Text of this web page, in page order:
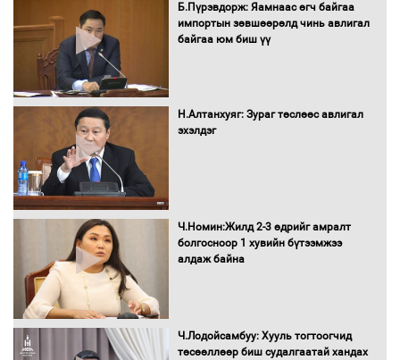
орчныг бүрдүүллээ
баримт
Б.Пүрэвдорж: Яамнаас өгч байгаа
импортын зөвшөөрөлд чинь авлигал
байгаа юм биш үү
Н.Алтанхуяг: Зураг төслөөс авлигал
эхэлдэг
Ч.Номин:Жилд 2-3 өдрийг амралт
болгосноор 1 хувийн бүтээмжээ
алдаж байна
Ч.Лодойсамбуу: Хууль тогтоогчид
төсөөллөөр биш судалгаатай хандах